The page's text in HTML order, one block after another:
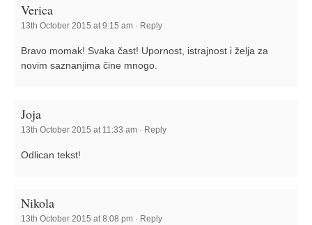
Verica
13th October 2015 at 9:15 am · Reply
Bravo momak! Svaka čast! Upornost, istrajnost i želja za
novim saznanjima čine mnogo.
Joja
13th October 2015 at 11:33 am · Reply
Odlican tekst!
Nikola
13th October 2015 at 8:08 pm · Reply